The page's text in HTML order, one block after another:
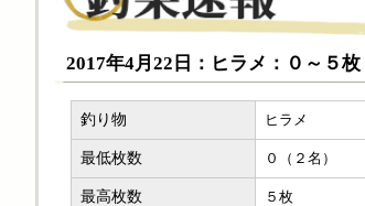
2017年4月22日：ヒラメ：０～５枚
釣り物 ヒラメ
最低枚数 ０（２名）
最高枚数 ５枚